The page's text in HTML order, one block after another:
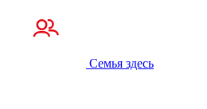
Семья здесь